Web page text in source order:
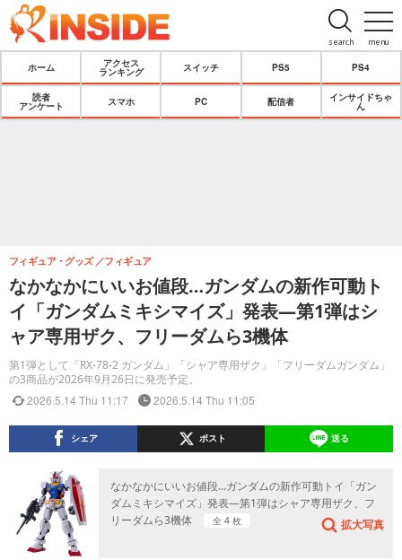
menu
search
ホーム
アクセス
ランキング
スイッチ PS5 PS4
読者
アンケート
スマホ PC 配信者
インサイドちゃ
ん
なかなかにいいお値段…ガンダムの新作可動ト
イ「ガンダムミキシマイズ」発表―第1弾はシ
ャア専用ザク、フリーダムら3機体
第1弾として「RX-78-2 ガンダム」「シャア専用ザク」「フリーダムガンダム」
の3商品が2026年9月26日に発売予定。
フィギュア・グッズ フィギュア
2026.5.14 Thu 11:17 2026.5.14 Thu 11:05
シェア ポスト 送る
なかなかにいいお値段…ガンダムの新作可動トイ「ガン
ダムミキシマイズ」発表―第1弾はシャア専用ザク、フ
リーダムら3機体
全 4 枚 拡大写真